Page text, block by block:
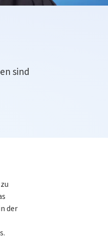
sind
der